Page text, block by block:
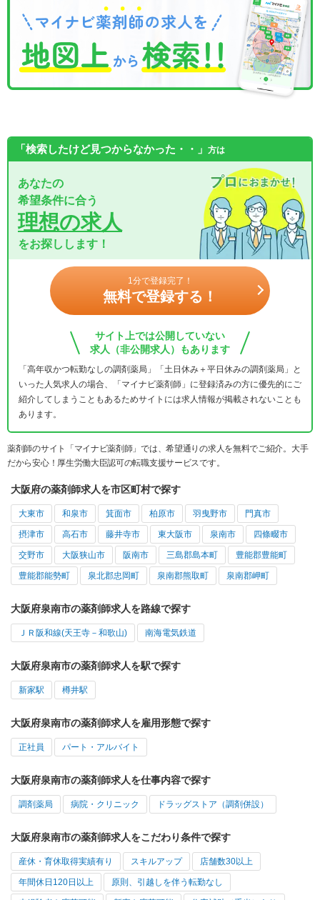
「検索したけど見つからなかった・・」 方は
あなたの
希望条件に合う
理想の求人
をお探しします！
1分で登録完了！
無料で登録する！
サイト上では公開していない
求人（非公開求人）もあります
「高年収かつ転勤なしの調剤薬局」「土日休み＋平日休みの調剤薬局」と
いった人気求人の場合、「マイナビ薬剤師」に登録済みの方に優先的にご
紹介してしまうこともあるためサイトには求人情報が掲載されないことも
あります。
薬剤師のサイト「マイナビ薬剤師」では、希望通りの求人を無料でご紹介。大手
だから安心！厚生労働大臣認可の転職支援サービスです。
大阪府の薬剤師求人を市区町村で探す
大東市 和泉市 箕面市 柏原市 羽曳野市 門真市
摂津市 高石市 藤井寺市 東大阪市 泉南市 四條畷市
交野市 大阪狭山市 阪南市 三島郡島本町 豊能郡豊能町
豊能郡能勢町 泉北郡忠岡町 泉南郡熊取町 泉南郡岬町
大阪府泉南市の薬剤師求人を路線で探す
ＪＲ阪和線(天王寺－和歌山) 南海電気鉄道
大阪府泉南市の薬剤師求人を駅で探す
新家駅 樽井駅
大阪府泉南市の薬剤師求人を雇用形態で探す
正社員 パート・アルバイト
大阪府泉南市の薬剤師求人を仕事内容で探す
調剤薬局 病院・クリニック ドラッグストア（調剤併設）
大阪府泉南市の薬剤師求人をこだわり条件で探す
産休・育休取得実績有り スキルアップ 店舗数30以上
年間休日120日以上 原則、引越しを伴う転勤なし